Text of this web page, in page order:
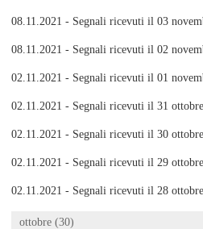
08.11.2021 - Segnali ricevuti il 03
08.11.2021 - Segnali ricevuti il 02
02.11.2021 - Segnali ricevuti il 01
02.11.2021 - Segnali ricevuti il 31
02.11.2021 - Segnali ricevuti il 30
02.11.2021 - Segnali ricevuti il 29
02.11.2021 - Segnali ricevuti il 28
ottobre (30)